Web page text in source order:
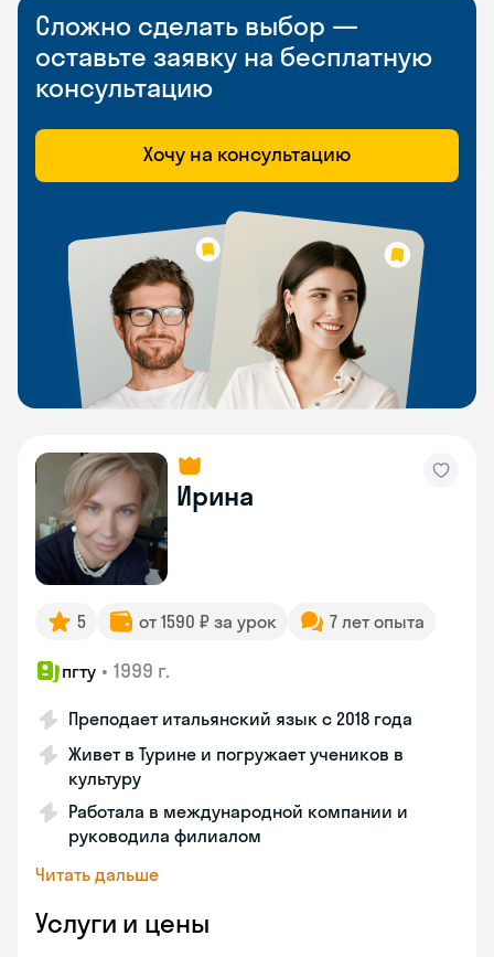
Сложно сделать выбор —
оставьте заявку на бесплатную
консультацию
Хочу на консультацию
Ирина
5 от 1590 ₽ за урок 7 лет опыта
пгту • 1999 г.
Преподает итальянский язык с 2018 года
Живет в Турине и погружает учеников в
культуру
Работала в международной компании и
руководила филиалом
Читать дальше
Услуги и цены